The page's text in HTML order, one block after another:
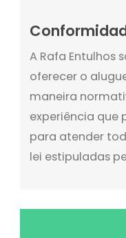
A Rafa Entulhos
oferecer o
maneira
experiência que
para atender
lei estipuladas